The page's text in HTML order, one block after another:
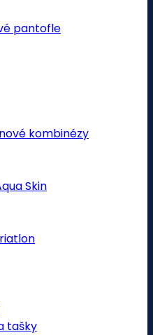
pantofle
kombinézy
Skin
tašky